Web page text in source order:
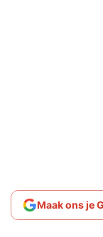
Maak ons je